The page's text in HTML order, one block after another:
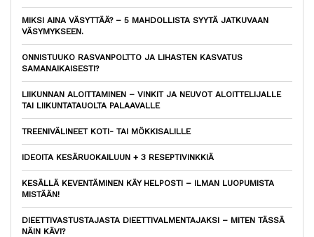
MIKSI AINA VÄSYTTÄÄ? – 5 MAHDOLLISTA SYYTÄ JATKUVAAN
VÄSYMYKSEEN.
ONNISTUUKO RASVANPOLTTO JA LIHASTEN KASVATUS
SAMANAIKAISESTI?
LIIKUNNAN ALOITTAMINEN – VINKIT JA NEUVOT ALOITTELIJALLE
TAI LIIKUNTATAUOLTA PALAAVALLE
TREENIVÄLINEET KOTI- TAI MÖKKISALILLE
IDEOITA KESÄRUOKAILUUN + 3 RESEPTIVINKKIÄ
KESÄLLÄ KEVENTÄMINEN KÄY HELPOSTI – ILMAN LUOPUMISTA
MISTÄÄN!
DIEETTIVASTUSTAJASTA DIEETTIVALMENTAJAKSI – MITEN TÄSSÄ
NÄIN KÄVI?